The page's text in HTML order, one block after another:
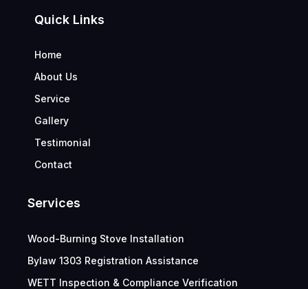
Quick Links
Home
About Us
Service
Gallery
Testimonial
Contact
Services
Wood-Burning Stove Installation
Bylaw 1303 Registration Assistance
WETT Inspection & Compliance Verification